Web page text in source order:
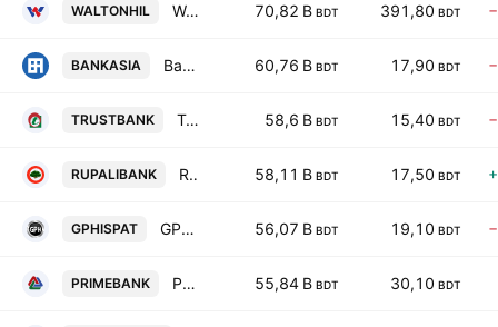
WALTONHIL Walton Hi-Tech Industries PLC 70,82 B BDT 391,80 BDT
BANKASIA Bank Asia PLC 60,76 B BDT 17,90 BDT
TRUSTBANK Trust Bank PLC 58,6 B BDT 15,40 BDT
RUPALIBANK Rupali Bank PLC 58,11 B BDT 17,50 BDT
GPHISPAT GPH Ispat Limited 56,07 B BDT 19,10 BDT
PRIMEBANK Prime Bank PLC 55,84 B BDT 30,10 BDT